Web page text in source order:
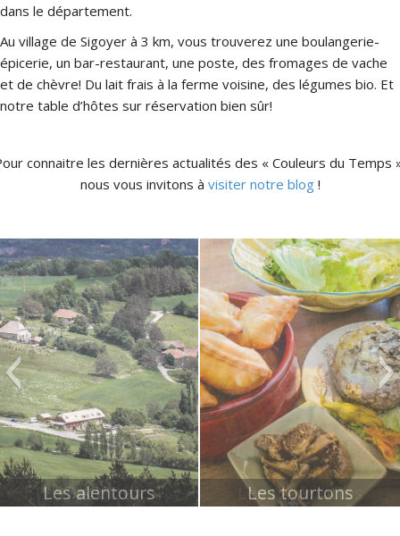
dans le département.
Au village de Sigoyer à 3 km, vous trouverez une boulangerie-
épicerie, un bar-restaurant, une poste, des fromages de vache
et de chèvre! Du lait frais à la ferme voisine, des légumes bio. Et
notre table d’hôtes sur réservation bien sûr!
connaitre les dernières actualités des « Couleurs du Temps
nous vous invitons à visiter notre blog!
Les alentours Les tourtons
Biscotte Les marmottes